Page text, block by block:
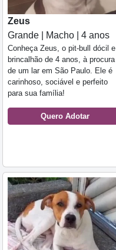
Zeus
Grande | Macho | 4 anos
Conheça Zeus, o pit-bull dócil e
brincalhão de 4 anos, à procura
de um lar em São Paulo. Ele é
carinhoso, sociável e perfeito
para sua família!
Quero Adotar